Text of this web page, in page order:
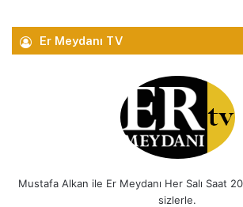
Er Meydanı TV
Mustafa Alkan ile Er Meydanı Her Salı Saat
sizlerle.